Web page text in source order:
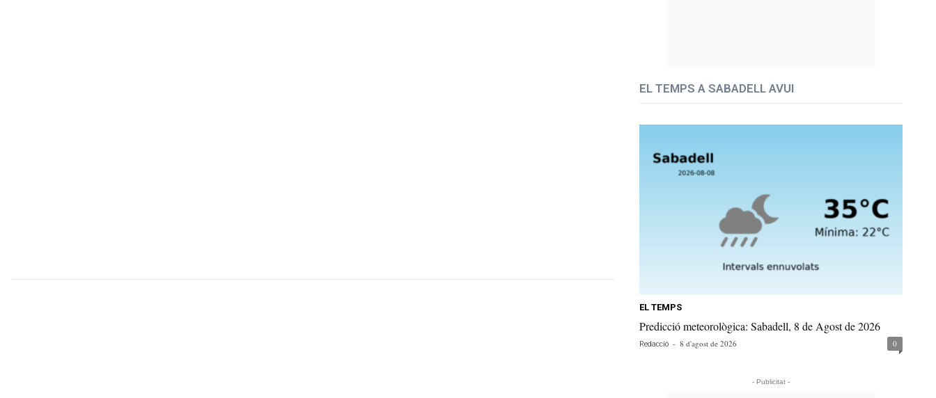
EL TEMPS A SABADELL AVUI
EL TEMPS
Predicció meteorològica: Sabadell, 8 de Agost de 2026
Redacció - 8 d'agost de 2026 0
- Publicitat -